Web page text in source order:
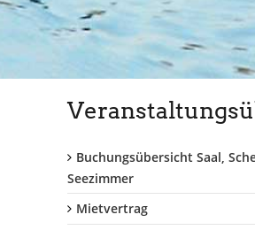
Buchungsübersicht Saal,
Seezimmer
Mietvertrag